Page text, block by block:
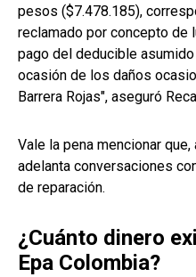
pesos ($7.478.185),
reclamado por concepto de
pago del deducible
ocasión de los daños
Barrera Rojas", aseguró
Vale la pena mencionar
adelanta conversaciones
de reparación.
¿Cuánto dinero
Epa Colombia?